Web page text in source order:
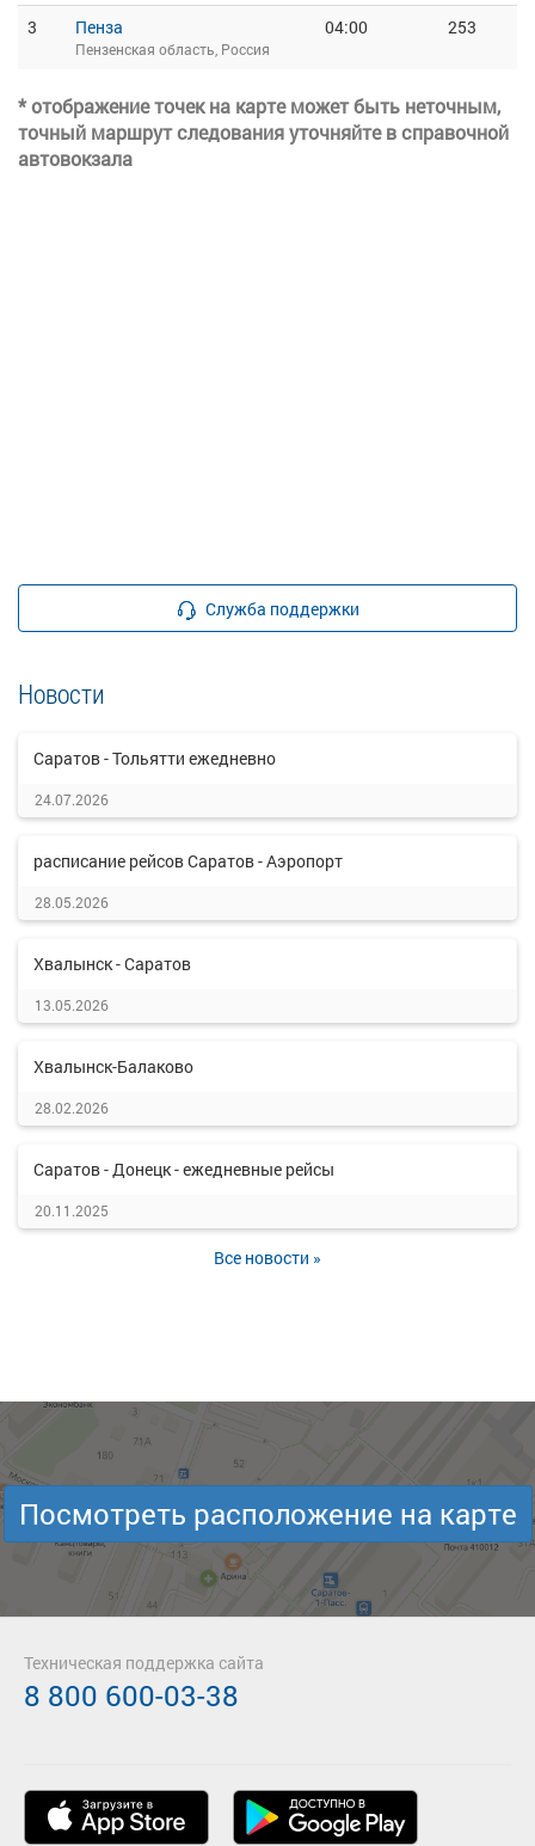
3 Пенза
Пензенская область, Россия
04:00 253
* отображение точек на карте может быть неточным,
точный маршрут следования уточняйте в справочной
автовокзала
Служба поддержки
Новости
Саратов - Тольятти ежедневно
24.07.2026
расписание рейсов Саратов - Аэропорт
28.05.2026
Хвалынск - Саратов
13.05.2026
Хвалынск-Балаково
28.02.2026
Саратов - Донецк - ежедневные рейсы
20.11.2025
Все новости »
Посмотреть расположение на карте
Техническая поддержка сайта
8 800 600-03-38